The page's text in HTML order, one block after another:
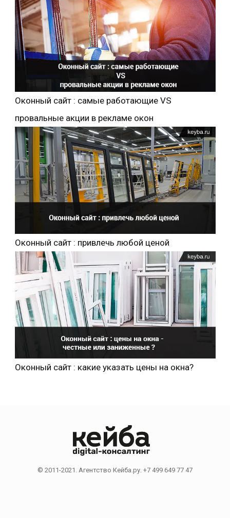
Оконный сайт : самые работающие VS
провальные акции в рекламе окон
Оконный сайт : привлечь любой ценой
Оконный сайт : какие указать цены на окна?
© 2011-2021. Агентство Кейба.ру. +7 499 649 77 47